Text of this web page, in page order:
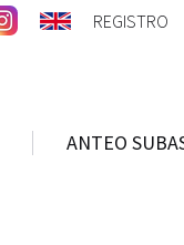
REGISTRO
ANTEO